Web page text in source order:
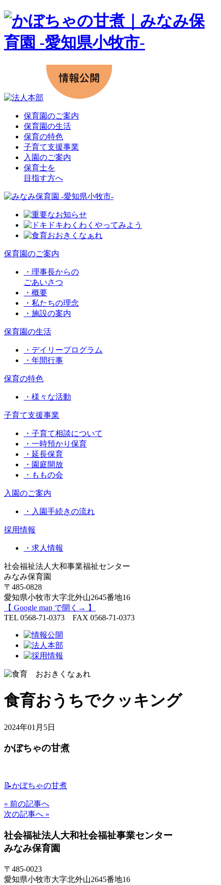
保育園のご案内
保育園の生活
保育の特色
子育て支援事業
入園のご案内
保育士を
目指す方へ
保育園のご案内
・理事長からの
ごあいさつ
・概要
・私たちの理念
・施設の案内
保育園の生活
・デイリープログラム
・年間行事
保育の特色
・様々な活動
子育て支援事業
・子育て相談について
・一時預かり保育
・延長保育
・園庭開放
・ももの会
入園のご案内
・入園手続きの流れ
採用情報
・求人情報
社会福祉法人大和事業福祉センター
みなみ保育園
〒485-0828
愛知県小牧市大字北外山2645番地16
【 Google map で開く→ 】
TEL 0568-71-0373 FAX 0568-71-0373
食育おうちでクッキング
2024年01月5日
かぼちゃの甘煮
📝かぼちゃの甘煮
« 前の記事へ
次の記事へ »
社会福祉法人大和社会福祉事業センター
みなみ保育園
〒485-0023
愛知県小牧市大字北外山2645番地16